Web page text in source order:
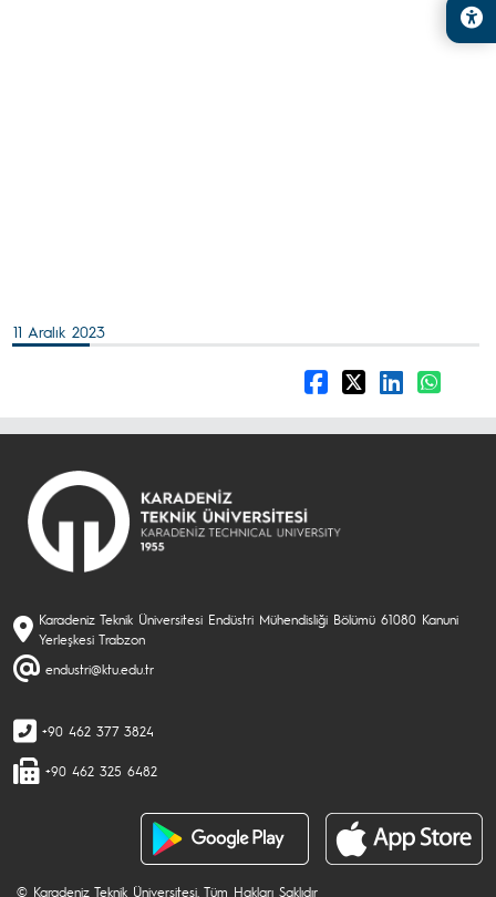
11 Aralık 2023
Karadeniz Teknik Üniversitesi Endüstri Mühendisliği Bölümü 61080 Kanuni
Yerleşkesi Trabzon
endustri@ktu.edu.tr
+90 462 377 3824
+90 462 325 6482
© Karadeniz Teknik Üniversitesi. Tüm Hakları Saklıdır